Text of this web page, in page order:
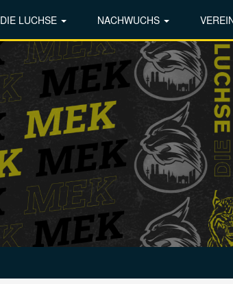
DIE LUCHSE NACHWUCHS